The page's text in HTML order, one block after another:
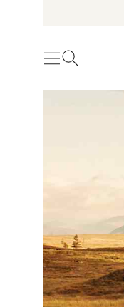
MenyÖppna sök